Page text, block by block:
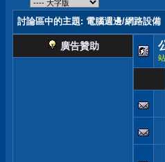
討論區中的主題: 電腦週邊/網路設備
廣告贊助